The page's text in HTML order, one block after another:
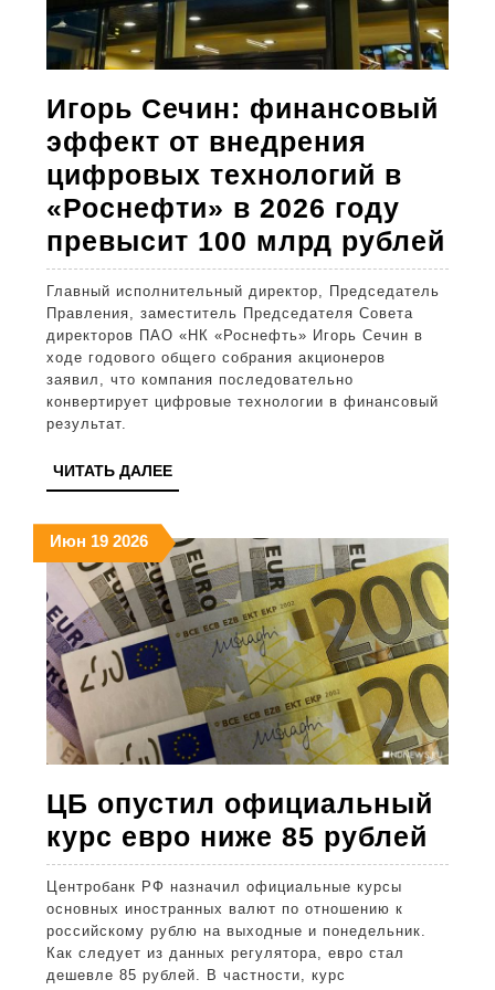
Игорь Сечин: финансовый
эффект от внедрения
цифровых технологий в
«Роснефти» в 2026 году
превысит 100 млрд рублей
в
100
Главный исполнительный директор, Председатель
Правления, заместитель Председателя Совета
директоров ПАО «НК «Роснефть» Игорь Сечин в
ходе годового общего собрания акционеров
заявил, что компания последовательно
конвертирует цифровые технологии в финансовый
результат.
ЧИТАТЬ ДАЛЕЕЧИТАТЬ
ДАЛЕЕ
Июн 19.06.2026
1919.06.2026
202619.06.2026
ЦБ опустил официальный
курс евро ниже 85 рублей
Центробанк РФ назначил официальные курсы
основных иностранных валют по отношению к
российскому рублю на выходные и понедельник.
Как следует из данных регулятора, евро стал
дешевле 85 рублей. В частности, курс